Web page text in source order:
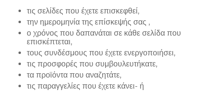
τις σελίδες που έχετε επισκεφθεί,
την ημερομηνία της επίσκεψής σας ,
ο χρόνος που δαπανάται σε κάθε σελίδα που
επισκέπτεται,
τους συνδέσμους που έχετε ενεργοποιήσει,
τις προσφορές που συμβουλευτήκατε,
τα προϊόντα που αναζητάτε,
τις παραγγελίες που έχετε κάνει- ή